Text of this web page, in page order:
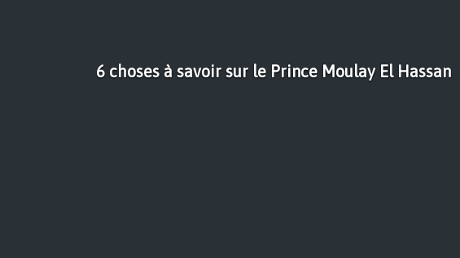
6 choses à savoir sur le Prince Moulay El Hassan